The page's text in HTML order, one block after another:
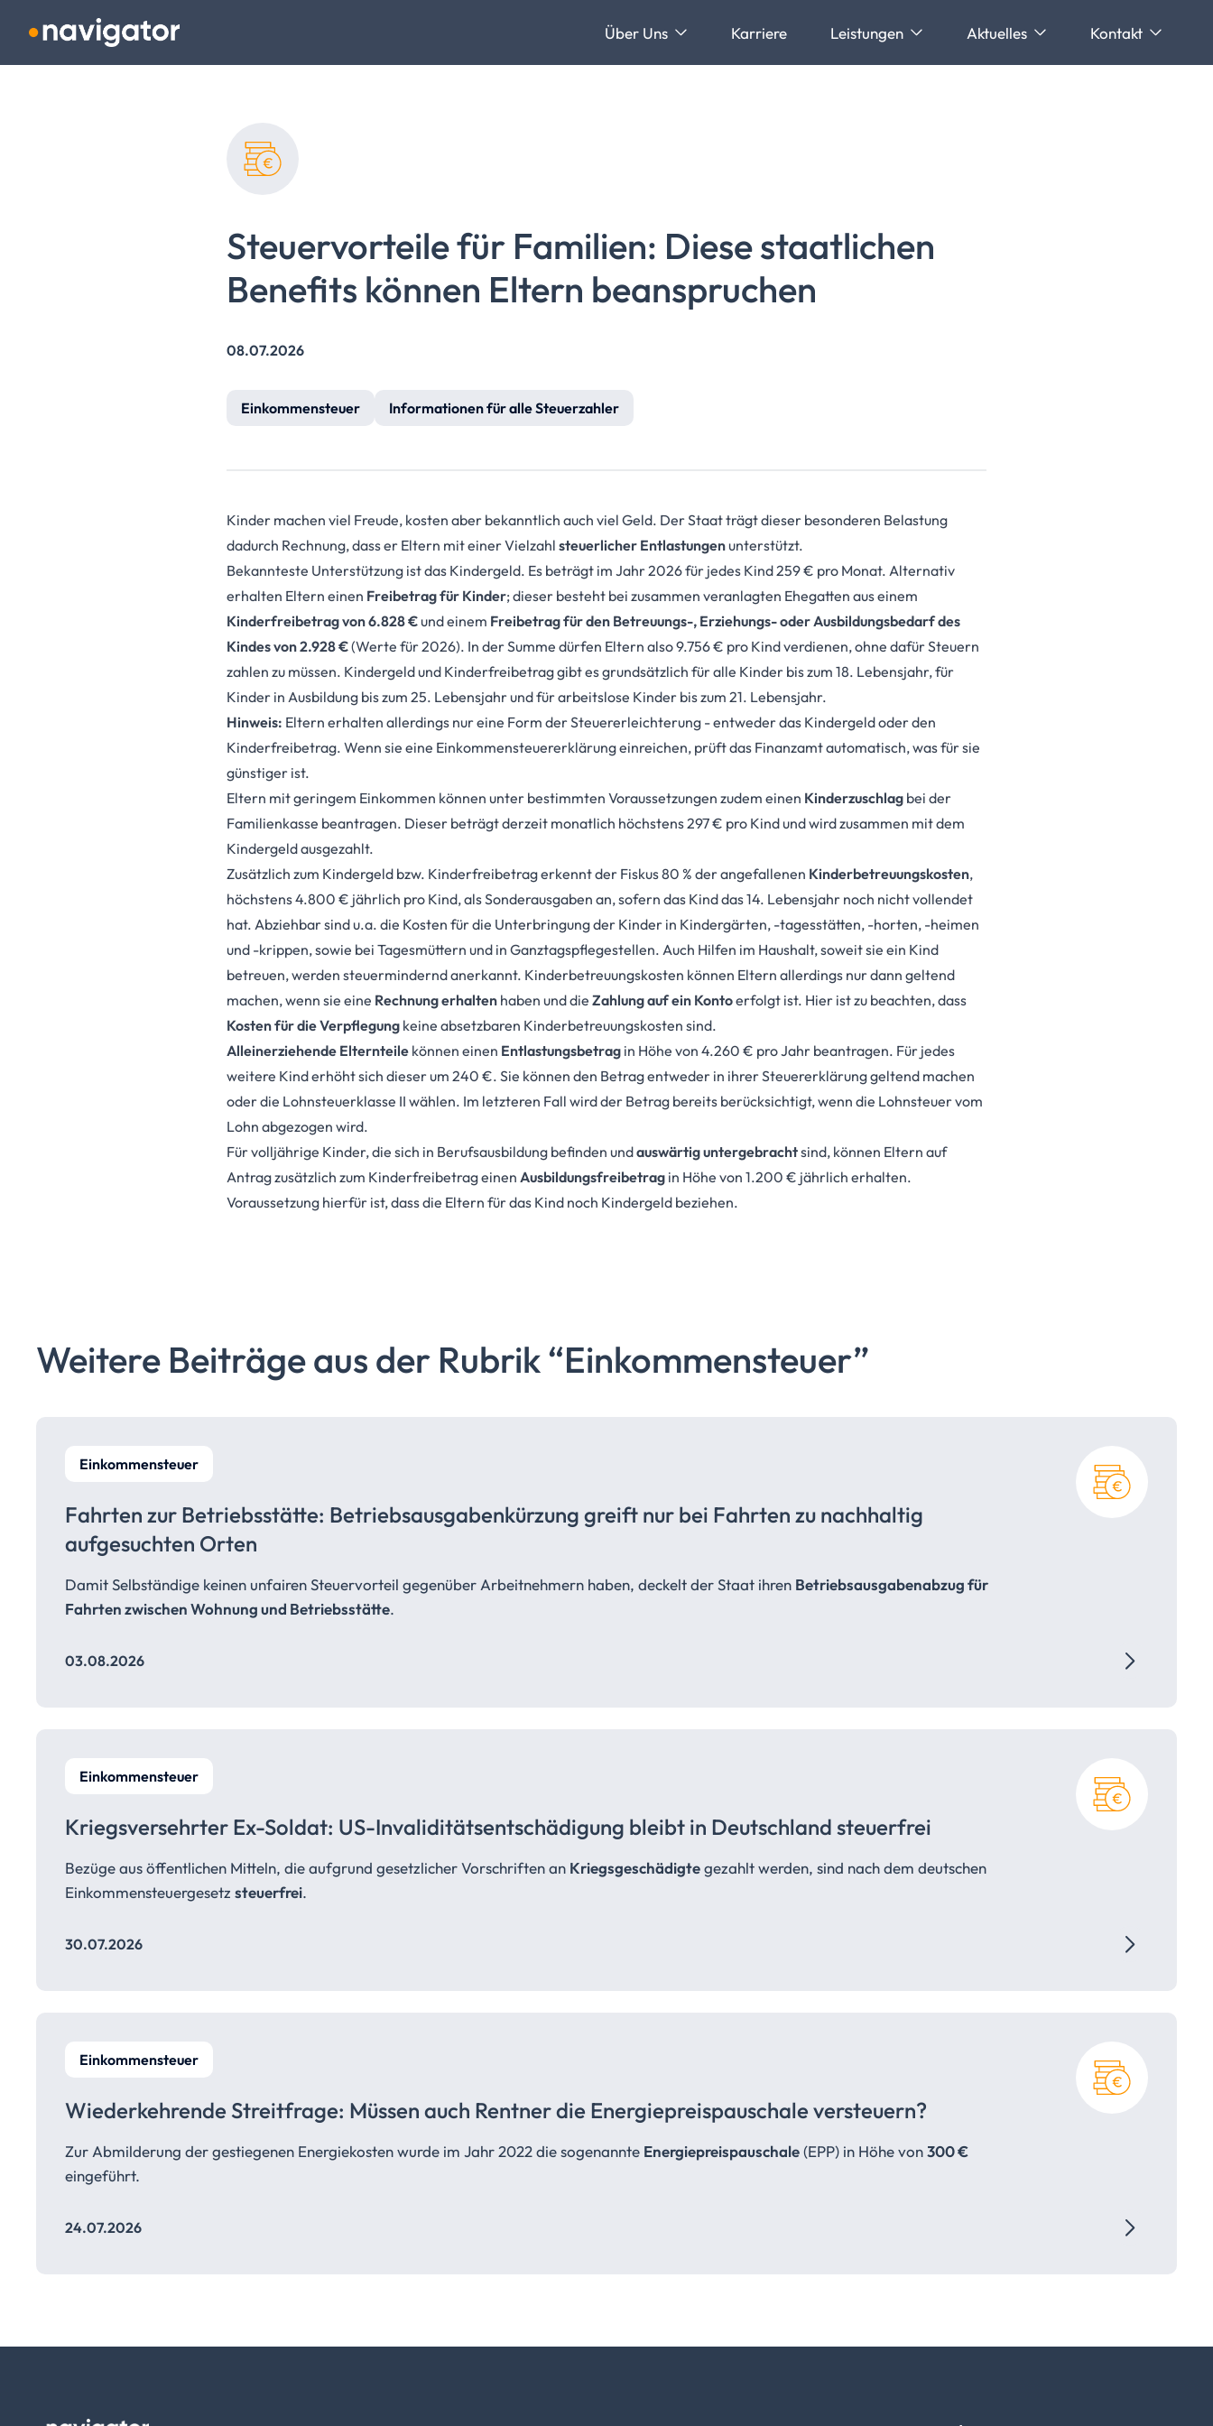
Navigation überspringen Über Uns Karriere Leistungen Aktuelles Kontakt
Steuervorteile für Familien: Diese staatlichen
Benefits können Eltern beanspruchen
08.07.2026
Einkommensteuer Informationen für alle Steuerzahler
Kinder machen viel Freude, kosten aber bekanntlich auch viel Geld. Der Staat trägt dieser besonderen Belastung
dadurch Rechnung, dass er Eltern mit einer Vielzahl steuerlicher Entlastungenunterstützt.
Bekannteste Unterstützung ist das Kindergeld. Es beträgt im Jahr 2026 für jedes Kind 259 € pro Monat. Alternativ
erhalten Eltern einen Freibetrag für Kinder; dieser besteht bei zusammen veranlagten Ehegatten aus einem
Kinderfreibetrag von 6.828 €und einem Freibetrag für den Betreuungs-, Erziehungs- oder Ausbildungsbedarf des
Kindes von 2.928 €(Werte für 2026). In der Summe dürfen Eltern also 9.756 € pro Kind verdienen, ohne dafür Steuern
zahlen zu müssen. Kindergeld und Kinderfreibetrag gibt es grundsätzlich für alle Kinder bis zum 18. Lebensjahr, für
Kinder in Ausbildung bis zum 25. Lebensjahr und für arbeitslose Kinder bis zum 21. Lebensjahr.
Hinweis: Eltern erhalten allerdings nur eine Form der Steuererleichterung - entweder das Kindergeld oder den
Kinderfreibetrag. Wenn sie eine Einkommensteuererklärung einreichen, prüft das Finanzamt automatisch, was für sie
günstiger ist.
Eltern mit geringem Einkommen können unter bestimmten Voraussetzungen zudem einen Kinderzuschlagbei der
Familienkasse beantragen. Dieser beträgt derzeit monatlich höchstens 297 € pro Kind und wird zusammen mit dem
Kindergeld ausgezahlt.
Zusätzlich zum Kindergeld bzw. Kinderfreibetrag erkennt der Fiskus 80 % der angefallenen Kinderbetreuungskosten,
höchstens 4.800 € jährlich pro Kind, als Sonderausgaben an, sofern das Kind das 14. Lebensjahr noch nicht vollendet
hat. Abziehbar sind u.a. die Kosten für die Unterbringung der Kinder in Kindergärten, -tagesstätten, -horten, -heimen
und -krippen, sowie bei Tagesmüttern und in Ganztagspflegestellen. Auch Hilfen im Haushalt, soweit sie ein Kind
betreuen, werden steuermindernd anerkannt. Kinderbetreuungskosten können Eltern allerdings nur dann geltend
machen, wenn sie eine Rechnung erhaltenhaben und die Zahlung auf ein Kontoerfolgt ist. Hier ist zu beachten, dass
Kosten für die Verpflegungkeine absetzbaren Kinderbetreuungskosten sind.
Alleinerziehende Elternteilekönnen einen Entlastungsbetragin Höhe von 4.260 € pro Jahr beantragen. Für jedes
weitere Kind erhöht sich dieser um 240 €. Sie können den Betrag entweder in ihrer Steuererklärung geltend machen
oder die Lohnsteuerklasse II wählen. Im letzteren Fall wird der Betrag bereits berücksichtigt, wenn die Lohnsteuer vom
Lohn abgezogen wird.
Für volljährige Kinder, die sich in Berufsausbildung befinden undauswärtig untergebrachtsind, können Eltern auf
Antrag zusätzlich zum Kinderfreibetrag einen Ausbildungsfreibetragin Höhe von 1.200 € jährlich erhalten.
Voraussetzung hierfür ist, dass die Eltern für das Kind noch Kindergeld beziehen.
Weitere Beiträge aus der Rubrik“Einkommensteuer”
Einkommensteuer
Fahrten zur Betriebsstätte: Betriebsausgabenkürzung greift nur bei Fahrten zu nachhaltig
aufgesuchten Orten
Damit Selbständige keinen unfairen Steuervorteil gegenüber Arbeitnehmern haben, deckelt der Staat ihren Betriebsausgabenabzug für
Fahrten zwischen Wohnung und Betriebsstätte.
03.08.2026
Einkommensteuer
Kriegsversehrter Ex-Soldat: US-Invaliditätsentschädigung bleibt in Deutschland steuerfrei
Bezüge aus öffentlichen Mitteln, die aufgrund gesetzlicher Vorschriften an Kriegsgeschädigtegezahlt werden, sind nach dem deutschen
Einkommensteuergesetz steuerfrei.
30.07.2026
Einkommensteuer
Wiederkehrende Streitfrage: Müssen auch Rentner die Energiepreispauschaleversteuern?
Zur Abmilderung der gestiegenen Energiekosten wurde im Jahr 2022 die sogenannte Energiepreispauschale(EPP) in Höhe von300 €
eingeführt.
24.07.2026